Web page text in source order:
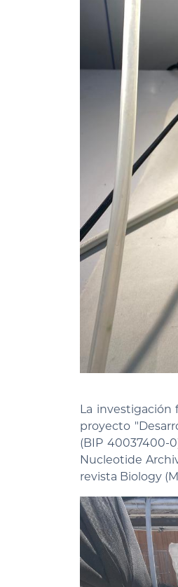
La investigación
proyecto
(BIP 40037400-
Nucleotide
revista Biology